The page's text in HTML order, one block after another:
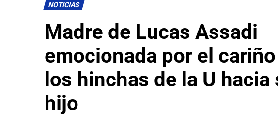
NOTICIAS
Madre de Lucas Assadi
emocionada por el
los hinchas de la U hacia
hijo